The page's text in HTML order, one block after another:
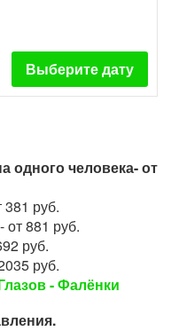
Выберите дату
одного человека- от
381 руб.
от 881 руб.
руб.
руб.
- Фалёнки